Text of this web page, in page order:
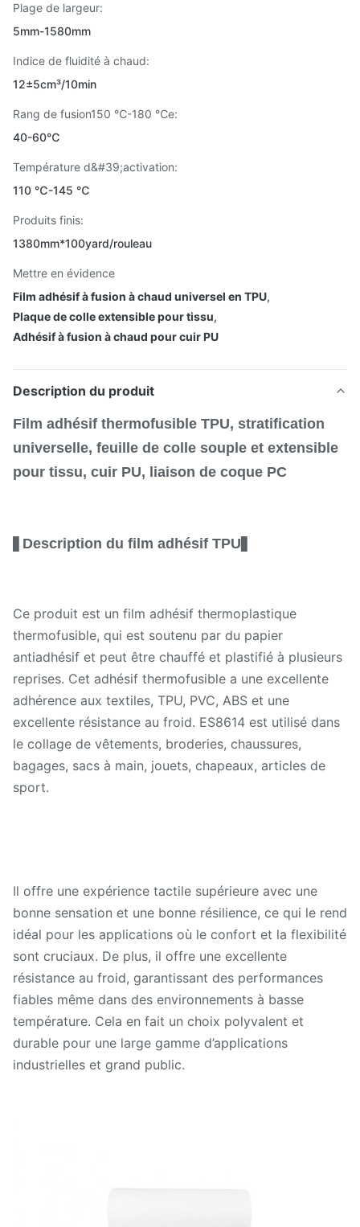
Plage de largeur:
5mm-1580mm
Indice de fluidité à chaud:
12±5cm³/10min
Rang de fusion150 ℃-180 ℃e:
40-60℃
Température d&#39;activation:
110 ℃-145 ℃
Produits finis:
1380mm*100yard/rouleau
Mettre en évidence
Film adhésif à fusion à chaud universel en TPU,
Plaque de colle extensible pour tissu,
Adhésif à fusion à chaud pour cuir PU
Description du produit
Film adhésif thermofusible TPU, stratification
universelle, feuille de colle souple et extensible
pour tissu, cuir PU, liaison de coque PC
Description du film adhésif TPU
Ce produit est un film adhésif thermoplastique
thermofusible, qui est soutenu par du papier
antiadhésif et peut être chauffé et plastifié à plusieurs
reprises. Cet adhésif thermofusible a une excellente
adhérence aux textiles, TPU, PVC, ABS et une
excellente résistance au froid. ES8614 est utilisé dans
le collage de vêtements, broderies, chaussures,
bagages, sacs à main, jouets, chapeaux, articles de
sport.
Il offre une expérience tactile supérieure avec une
bonne sensation et une bonne résilience, ce qui le rend
idéal pour les applications où le confort et la flexibilité
sont cruciaux. De plus, il offre une excellente
résistance au froid, garantissant des performances
fiables même dans des environnements à basse
température. Cela en fait un choix polyvalent et
durable pour une large gamme d’applications
industrielles et grand public.